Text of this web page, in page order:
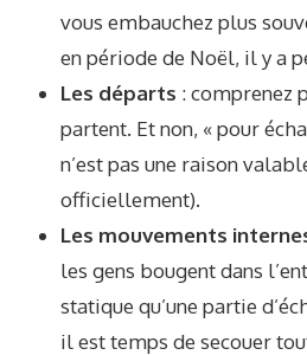
vous embauchez plus
en période de Noël, il y a
Les départs : comprenez
partent. Et non, « pour
n’est pas une raison
officiellement).
Les mouvements
les gens bougent dans
statique qu’une partie
il est temps de secouer